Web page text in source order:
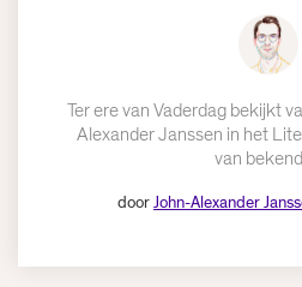
Ter ere van Vaderdag bekijkt
Alexander Janssen in het
van
doorJohn-Alexander